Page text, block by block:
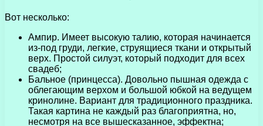
Вот несколько:
Ампир. Имеет высокую талию, которая начинается
из-под груди, легкие, струящиеся ткани и открытый
верх. Простой силуэт, который подходит для всех
свадеб;
Бальное (принцесса). Довольно пышная одежда с
облегающим верхом и большой юбкой на ведущем
кринолине. Вариант для традиционного праздника.
Такая картина не каждый раз благоприятна, но,
несмотря на все вышесказанное, эффектна;